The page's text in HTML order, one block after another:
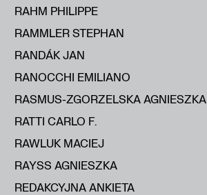
RAHM PHILIPPE
RAMMLER STEPHAN
RANDÁK JAN
RANOCCHI EMILIANO
RASMUS-ZGORZELSKA AGNIESZKA
RATTI CARLO F.
RAWLUK MACIEJ
RAYSS AGNIESZKA
REDAKCYJNA ANKIETA